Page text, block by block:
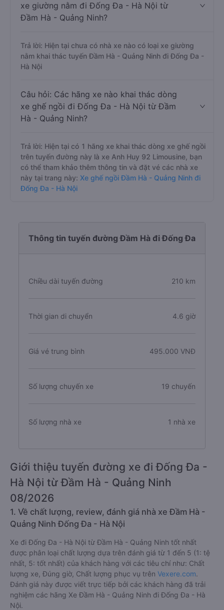
xe giường nằm đi Đống Đa - Hà Nội từ
Đầm Hà - Quảng Ninh?
Trả lời: Hiện tại chưa có nhà xe nào có loại xe giường
nằm khai thác tuyến Đầm Hà - Quảng Ninh đi Đống Đa -
Hà Nội
Câu hỏi: Các hãng xe nào khai thác dòng
xe ghế ngồi đi Đống Đa - Hà Nội từ Đầm
Hà - Quảng Ninh?
Trả lời: Hiện tại có 1 hãng xe khai thác dòng xe ghế ngồi
trên tuyến đường này là xe Anh Huy 92 Limousine, bạn
có thể tham khảo thêm thông tin và đặt vé các nhà xe
này tại trang này: Xe ghế ngồi Đầm Hà - Quảng Ninh đi
Đống Đa - Hà Nội
Thông tin tuyến đường Đầm Hà đi Đống Đa
Chiều dài tuyến đường 210 km
Thời gian di chuyển 4.6 giờ
Giá vé trung bình 495.000 VNĐ
Số lượng chuyến xe 19 chuyến
Số lượng nhà xe 1 nhà xe
Giới thiệu tuyến đường xe đi Đống Đa -
Hà Nội từ Đầm Hà - Quảng Ninh
08/2026
1. Về chất lượng, review, đánh giá nhà xe Đầm Hà -
Quảng Ninh Đống Đa - Hà Nội
Xe đi Đống Đa - Hà Nội từ Đầm Hà - Quảng Ninh tốt nhất
được phân loại chất lượng dựa trên đánh giá từ 1 đến 5 (1: tệ
nhất, 5: tốt nhất) của khách hàng với các tiêu chí như: Chất
lượng xe, Đúng giờ, Chất lượng phục vụ trên Vexere.com.
Đánh giá này được viết trực tiếp bởi các khách hàng đã trải
nghiệm các hãng Xe Đầm Hà - Quảng Ninh đi Đống Đa - Hà
Nội.